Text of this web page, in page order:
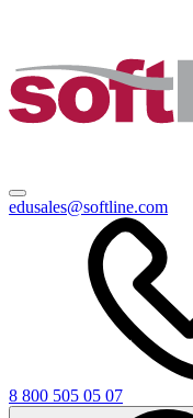
edusales@softline.com
8 800 505 05 07